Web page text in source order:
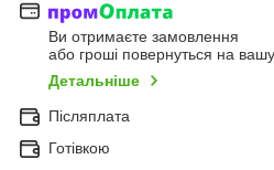
Ви отримаєте замовлення
або гроші повернуться на
Детальніше
Післяплата
Готівкою